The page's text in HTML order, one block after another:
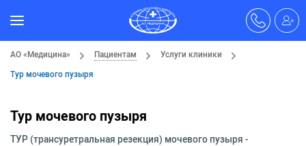
АО «Медицина» Пациентам
Услуги клиники
Тур мочевого пузыря
Тур мочевого пузыря
ТУР (трансуретральная резекция) мочевого пузыря -